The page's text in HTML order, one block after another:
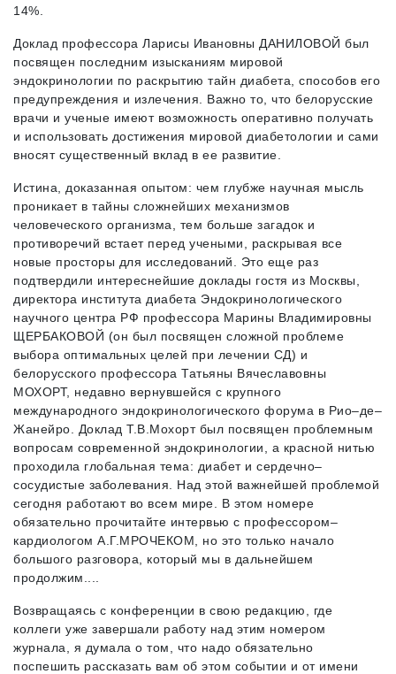
14%.
Доклад профессора Ларисы Ивановны ДАНИЛОВОЙ был
посвящен последним изысканиям мировой
эндокринологии по раскрытию тайн диабета, способов его
предупреждения и излечения. Важно то, что белорусские
врачи и ученые имеют возможность оперативно получать
и использовать достижения мировой диабетологии и сами
вносят существенный вклад в ее развитие.
Истина, доказанная опытом: чем глубже научная мысль
проникает в тайны сложнейших механизмов
человеческого организма, тем больше загадок и
противоречий встает перед учеными, раскрывая все
новые просторы для исследований. Это еще раз
подтвердили интереснейшие доклады гостя из Москвы,
директора института диабета Эндокринологического
научного центра РФ профессора Марины Владимировны
ЩЕРБАКОВОЙ (он был посвящен сложной проблеме
выбора оптимальных целей при лечении СД) и
белорусского профессора Татьяны Вячеславовны
МОХОРТ, недавно вернувшейся с крупного
международного эндокринологического форума в Рио–де–
Жанейро. Доклад Т.В.Мохорт был посвящен проблемным
вопросам современной эндокринологии, а красной нитью
проходила глобальная тема: диабет и сердечно–
сосудистые заболевания. Над этой важнейшей проблемой
сегодня работают во всем мире. В этом номере
обязательно прочитайте интервью с профессором–
кардиологом А.Г.МРОЧЕКОМ, но это только начало
большого разговора, который мы в дальнейшем
продолжим....
Возвращаясь с конференции в свою редакцию, где
коллеги уже завершали работу над этим номером
журнала, я думала о том, что надо обязательно
поспешить рассказать вам об этом событии и от имени